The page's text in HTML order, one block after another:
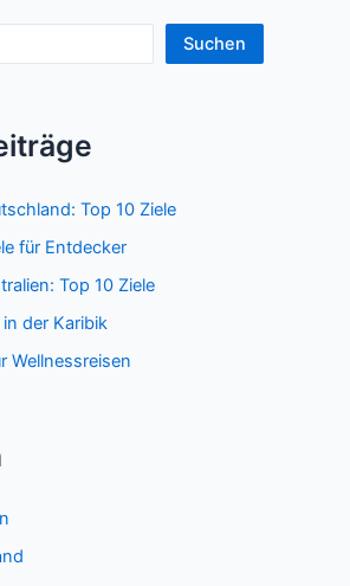
Suchen
Top 10 Ziele
für Entdecker
Top 10 Ziele
der Karibik
Wellnessreisen